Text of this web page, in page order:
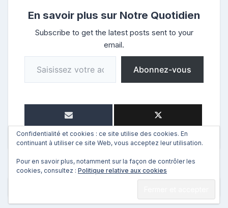
En savoir plus sur Notre Quotidien
Subscribe to get the latest posts sent to your
email.
Saisissez votre adresse e-mail…
Abonnez-vous
Confidentialité et cookies : ce site utilise des cookies. En
continuant à utiliser ce site Web, vous acceptez leur utilisation.
Pour en savoir plus, notamment sur la façon de contrôler les
cookies, consultez : Politique relative aux cookies